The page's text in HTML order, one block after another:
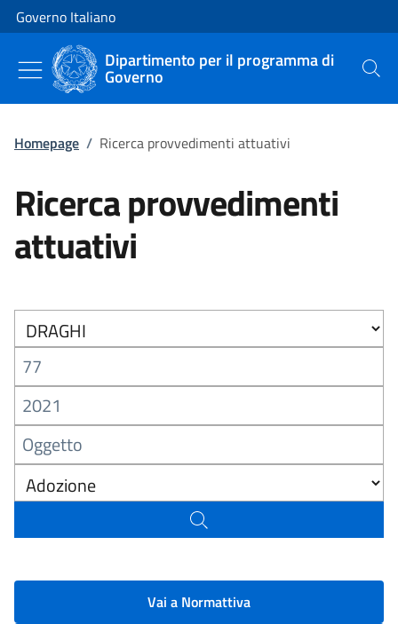
Vai al contenuto
Vai alla navigazione del sito
Governo Italiano
Dipartimento per il programma di
Governo Cerca
Homepage / Ricerca provvedimenti attuativi
Ricerca provvedimenti
attuativi
Vai a Normattiva